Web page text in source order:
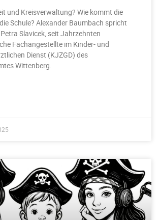
und Kreisverwaltung? Wie kommt die
Schule? Alexander Baumbach spricht
Slavicek, seit Jahrzehnten
Fachangestellte im Kinder- und
Dienst (KJZGD) des
Wittenberg.